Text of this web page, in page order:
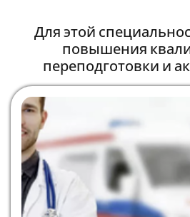
Для этой
повышения
переподготовки и